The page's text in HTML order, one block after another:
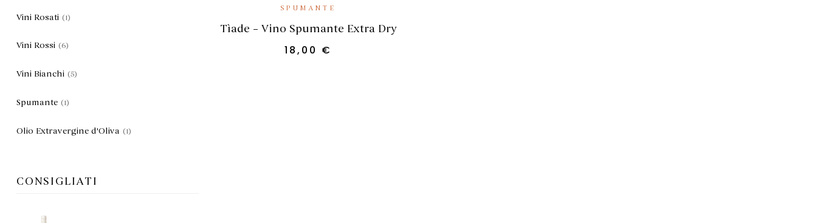
AGGIUNGI AL CARRELLO
SPUMANTE
Tìade – Vino Spumante Extra Dry
18,00 €
Vini Rosati (1)
Vini Rossi (6)
Vini Bianchi (5)
Spumante (1)
Olio Extravergine d'Oliva (1)
CONSIGLIATI